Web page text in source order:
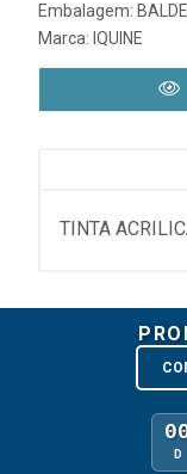
Embalagem: BALDE
Marca: IQUINE
TINTA
D